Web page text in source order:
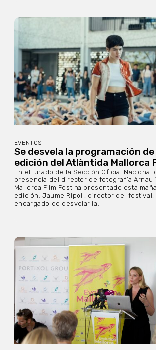
EVENTOS
Se desvela la programación
edición del Atlàntida Mallorca
En el jurado de la Sección Oficial Nacional
presencia del director de fotografía Arnau
Mallorca Film Fest ha presentado esta
edición. Jaume Ripoll, director del festival,
encargado de desvelar la...